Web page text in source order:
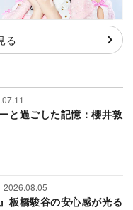
る
と過ごした記憶：櫻井敦
2026.08.05
板橋駿谷の安心感が光る